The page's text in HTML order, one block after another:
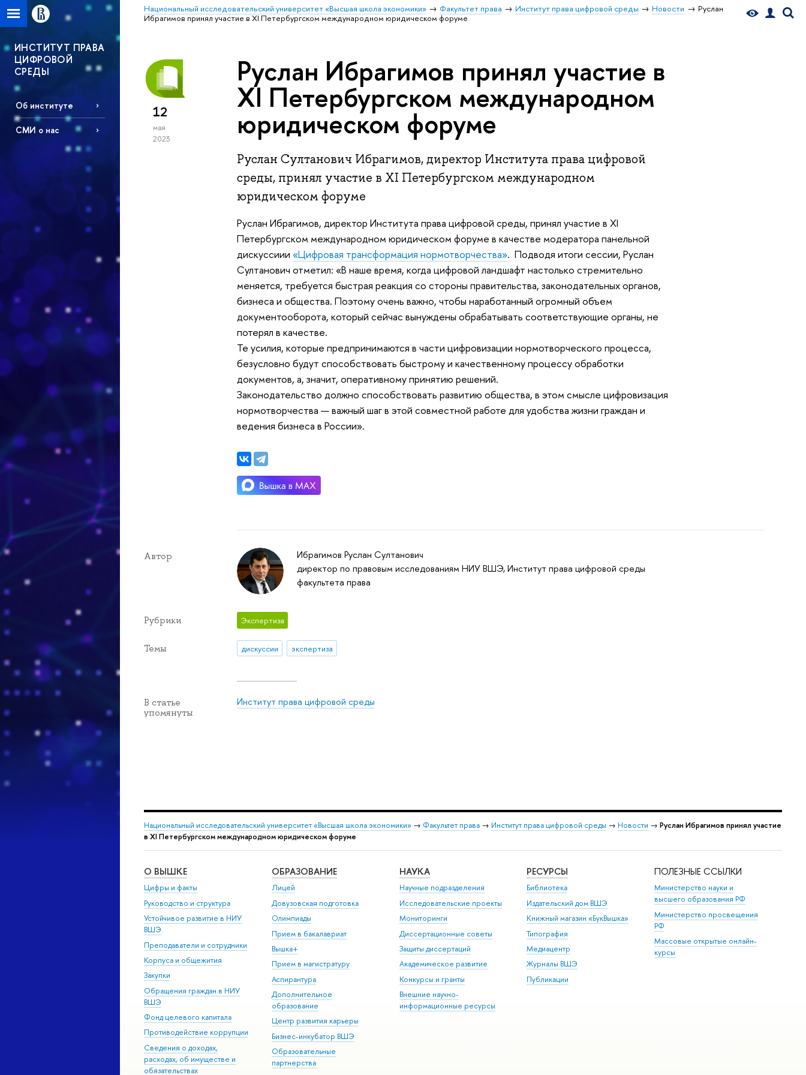
Национальный исследовательский университет «Высшая школа экономики» Факультет права Институт права цифровой среды Новости
Руслан
Ибрагимов принял участие в XI Петербургском международном юридическом форуме
ИНСТИТУТ ПРАВА
ЦИФРОВОЙ
СРЕДЫ
Об институте
СМИ о нас
12
мая
2023
Руслан Ибрагимов принял участие в
XI Петербургском международном
юридическом форуме
Руслан Султанович Ибрагимов, директор Института права цифровой
среды, принял участие в XI Петербургском международном
юридическом форуме
Руслан Ибрагимов, директор Института права цифровой среды, принял участие в XI
Петербургском международном юридическом форуме в качестве модератора панельной
дискуссиии «Цифровая трансформация нормотворчества». Подводя итоги сессии, Руслан
Султанович отметил: «В наше время, когда цифровой ландшафт настолько стремительно
меняется, требуется быстрая реакция со стороны правительства, законодательных органов,
бизнеса и общества. Поэтому очень важно, чтобы наработанный огромный объем
документооборота, который сейчас вынуждены обрабатывать соответствующие органы, не
потерял в качестве.
Те усилия, которые предпринимаются в части цифровизации нормотворческого процесса,
безусловно будут способствовать быстрому и качественному процессу обработки
документов, а, значит, оперативному принятию решений.
Законодательство должно способствовать развитию общества, в этом смысле цифровизация
нормотворчества — важный шаг в этой совместной работе для удобства жизни граждан и
ведения бизнеса в России».
Автор
Ибрагимов Руслан Султанович
директор по правовым исследованиям НИУ ВШЭ, Институт права цифровой среды
факультета права
Рубрики Экспертиза
Темы дискуссии экспертиза
В статье
упомянуты
Институт права цифровой среды
Национальный исследовательский университет «Высшая школа экономики» → Факультет права → Институт права цифровой среды → Новости → Руслан Ибрагимов принял участие
в XI Петербургском международном юридическом форуме
О ВЫШКЕ
Цифры и факты
Руководство и структура
Устойчивое развитие в НИУ
ВШЭ
Преподаватели и сотрудники
Корпуса и общежития
Закупки
Обращения граждан в НИУ
ВШЭ
Фонд целевого капитала
Противодействие коррупции
Сведения о доходах,
расходах, об имуществе и
обязательствах
ОБРАЗОВАНИЕ
Лицей
Довузовская подготовка
Олимпиады
Прием в бакалавриат
Вышка+
Прием в магистратуру
Аспирантура
Дополнительное
образование
Центр развития карьеры
Бизнес-инкубатор ВШЭ
Образовательные
партнерства
НАУКА
Научные подразделения
Исследовательские проекты
Мониторинги
Диссертационные советы
Защиты диссертаций
Академическое развитие
Конкурсы и гранты
Внешние научно-
информационные ресурсы
РЕСУРСЫ
Библиотека
Издательский дом ВШЭ
Книжный магазин «БукВышка»
Типография
Медиацентр
Журналы ВШЭ
Публикации
ПОЛЕЗНЫЕ ССЫЛКИ
Министерство науки и
высшего образования РФ
Министерство просвещения
РФ
Массовые открытые онлайн-
курсы